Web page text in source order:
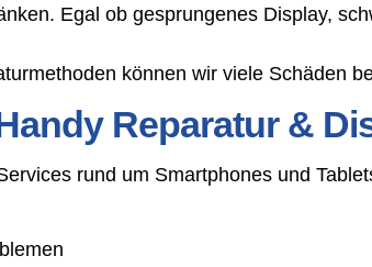
Egal ob gesprungenes Display,
können wir viele Schäden
Reparatur &
rund um Smartphones und